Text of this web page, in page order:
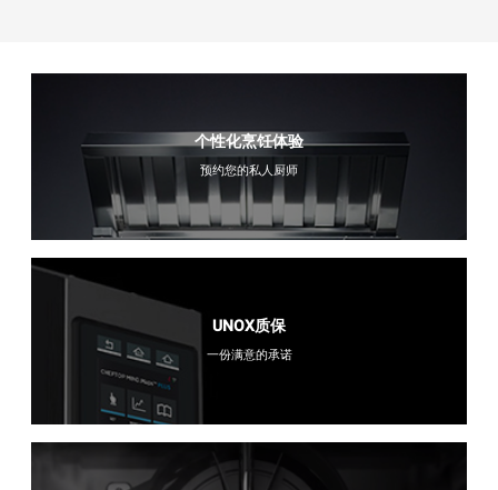
个性化烹饪体验
预约您的私人厨师
UNOX质保
一份满意的承诺